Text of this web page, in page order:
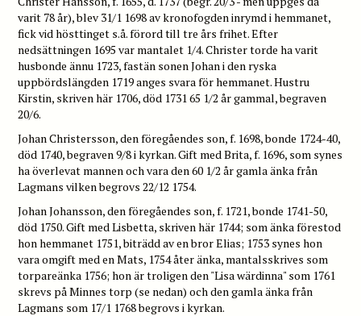
varit 78 år), blev 31/1 1698 av kronofogden inrymd i hemmanet,
fick vid hösttinget s.å. förord till tre års frihet. Efter
nedsättningen 1695 var mantalet 1/4. Christer torde ha varit
husbonde ännu 1723, fastän sonen Johan i den ryska
uppbördslängden 1719 anges svara för hemmanet. Hustru
Kirstin, skriven här 1706, död 1731 65 1/2 år gammal, begraven
20/6.
Johan Christersson, den föregåendes son, f. 1698, bonde 1724-40,
död 1740, begraven 9/8 i kyrkan. Gift med Brita, f. 1696, som synes
ha överlevat mannen och vara den 60 1/2 år gamla änka från
Lagmans vilken begrovs 22/12 1754.
Johan Johansson, den föregåendes son, f. 1721, bonde 1741-50,
död 1750. Gift med Lisbetta, skriven här 1744; som änka förestod
hon hemmanet 1751, biträdd av en bror Elias; 1753 synes hon
vara omgift med en Mats, 1754 åter änka, mantalsskrives som
torpareänka 1756; hon är troligen den "Lisa wärdinna" som 1761
skrevs på Minnes torp (se nedan) och den gamla änka från
Lagmans som 17/1 1768 begrovs i kyrkan.